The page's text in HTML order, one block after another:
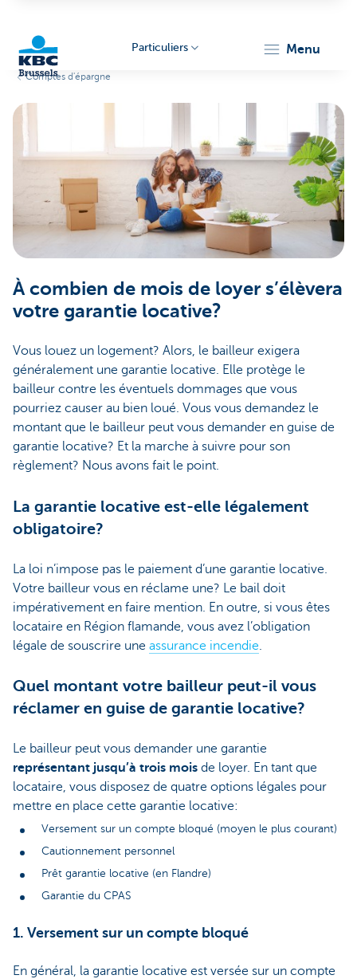
Particuliers menu
Comptes d'épargne
À combien de mois de loyer s’élèvera
votre garantie locative?
Vous louez un logement? Alors, le bailleur exigera
généralement une garantie locative. Elle protège le
bailleur contre les éventuels dommages que vous
pourriez causer au bien loué. Vous vous demandez le
montant que le bailleur peut vous demander en guise de
garantie locative? Et la marche à suivre pour son
règlement? Nous avons fait le point.
La garantie locative est-elle légalement
obligatoire?
La loi n’impose pas le paiement d’une garantie locative.
Votre bailleur vous en réclame une? Le bail doit
impérativement en faire mention. En outre, si vous êtes
locataire en Région flamande, vous avez l’obligation
légale de souscrire une assurance incendie.
Quel montant votre bailleur peut-il vous
réclamer en guise de garantie locative?
Le bailleur peut vous demander une garantie
représentant jusqu’à trois mois de loyer. En tant que
locataire, vous disposez de quatre options légales pour
mettre en place cette garantie locative:
Versement sur un compte bloqué (moyen le plus courant)
Cautionnement personnel
Prêt garantie locative (en Flandre)
Garantie du CPAS
1. Versement sur un compte bloqué
En général, la garantie locative est versée sur un compte